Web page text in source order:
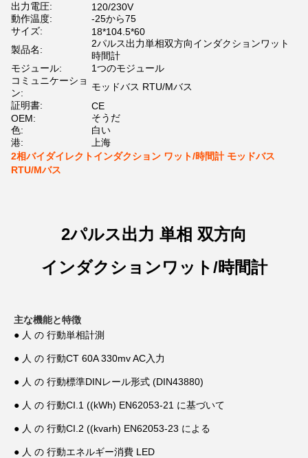
出力電圧:
120/230V
動作温度:
-25から75
サイズ:
18*104.5*60
製品名:
2パルス出力単相双方向インダクションワット
時間計
モジュール:
1つのモジュール
コミュニケーショ
ン:
モッドバス RTU/Mバス
証明書:
CE
OEM:
そうだ
色:
白い
港:
上海
2相バイダイレクトインダクション ワット/時間計 モッドバス
RTU/Mバス
2パルス出力 単相 双方向
インダクションワット/時間計
主な機能と特徴
● 人 の 行動単相計測
● 人 の 行動CT 60A 330mv AC入力
● 人 の 行動標準DINレール形式 (DIN43880)
● 人 の 行動CI.1 ((kWh) EN62053-21 に基づいて
● 人 の 行動CI.2 ((kvarh) EN62053-23 による
● 人 の 行動エネルギー消費 LED